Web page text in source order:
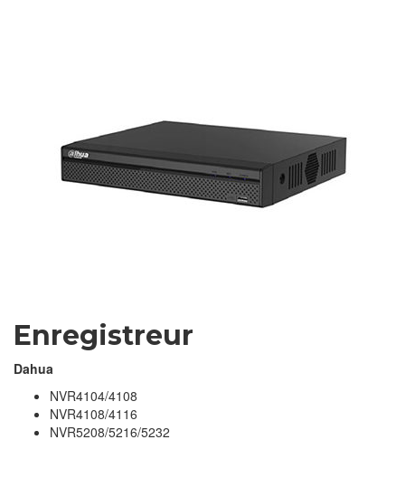
Enregistreur
Dahua
NVR4104/4108
NVR4108/4116
NVR5208/5216/5232